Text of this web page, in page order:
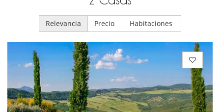
Relevancia Precio Habitaciones